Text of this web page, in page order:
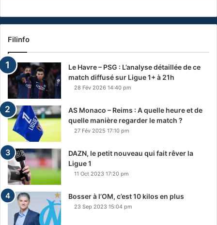
Filinfo
Le Havre – PSG : L’analyse détaillée de ce
match diffusé sur Ligue 1+ à 21h
28 Fév 2026 14:40 pm
AS Monaco – Reims : A quelle heure et de
quelle manière regarder le match ?
27 Fév 2025 17:10 pm
DAZN, le petit nouveau qui fait rêver la
Ligue 1
11 Oct 2023 17:20 pm
Bosser à l’OM, c’est 10 kilos en plus
23 Sep 2023 15:04 pm